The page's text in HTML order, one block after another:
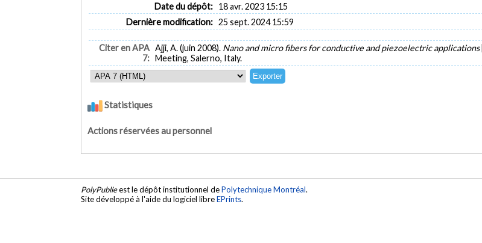
Date du dépôt: 18 avr. 2023 15:15
Dernière modification: 25 sept. 2024 15:59
Citer en APA
7:
Ajji, A. (juin 2008). Nano and micro fibers for conductive and piezoelectric applications
Meeting, Salerno, Italy.
Statistiques
Actions réservées au personnel
PolyPublieest le dépôt institutionnel dePolytechnique Montréal.
Site développé à l'aide du logiciel libreEPrints.